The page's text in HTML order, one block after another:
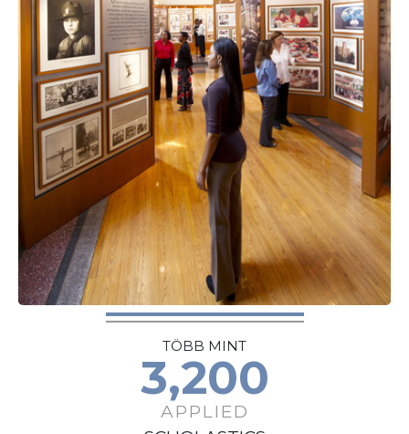
TÖBB MINT
3,200
APPLIED